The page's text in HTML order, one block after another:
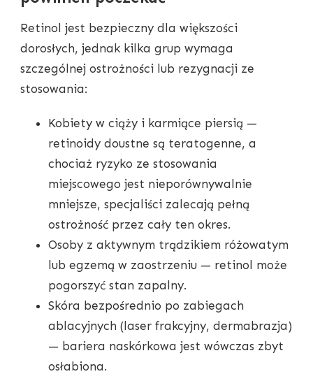
Retinol jest bezpieczny dla większości
dorosłych, jednak kilka grup wymaga
szczególnej ostrożności lub rezygnacji ze
stosowania:
Kobiety w ciąży i karmiące piersią —
retinoidy doustne są teratogenne, a
chociaż ryzyko ze stosowania
miejscowego jest nieporównywalnie
mniejsze, specjaliści zalecają pełną
ostrożność przez cały ten okres.
Osoby z aktywnym trądzikiem różowatym
lub egzemą w zaostrzeniu — retinol może
pogorszyć stan zapalny.
Skóra bezpośrednio po zabiegach
ablacyjnych (laser frakcyjny, dermabrazja)
— bariera naskórkowa jest wówczas zbyt
osłabiona.